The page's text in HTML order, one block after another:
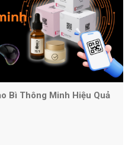
Bì Thông Minh Hiệu Quả